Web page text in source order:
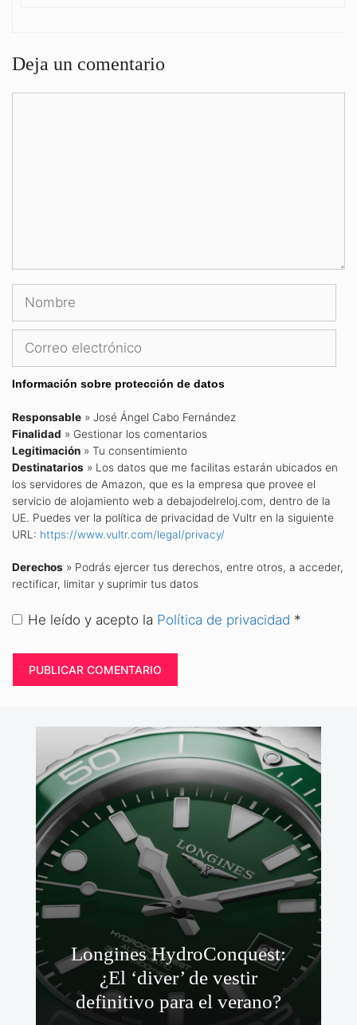
Deja un comentario
Nombre
Correo
Información sobre protección de datos
Responsable » José Ángel Cabo Fernández
Finalidad » Gestionar los comentarios
Legitimación » Tu consentimiento
Destinatarios » Los datos que me facilitas estarán ubicados en
los servidores de Amazon, que es la empresa que provee el
servicio de alojamiento web a debajodelreloj.com, dentro de la
UE. Puedes ver la política de privacidad de Vultr en la siguiente
URL: https://www.vultr.com/legal/privacy/
Derechos » Podrás ejercer tus derechos, entre otros, a acceder,
rectificar, limitar y suprimir tus datos
He leído y acepto la Política de privacidad *
Longines HydroConquest:
¿El ‘diver’ de vestir
definitivo para el verano?